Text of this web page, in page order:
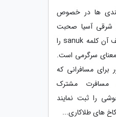
ها در خصوص
شرقی آسیا صحبت
می نمایند برای توصیف آن کلمه sanuk را
معنای سرگرمی است.
برای مسافرانی که
مسافرت مشترک
را ثبت نمایند
های طلاکاری...